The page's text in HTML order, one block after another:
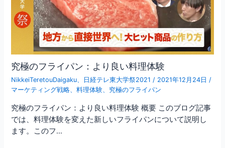
究極のフライパン：より良い料理体験
NikkeiTeretouDaigaku、 日経テレ東大学祭2021 / 2021年12月24日 /
マーケティング戦略、料理体験、 究極のフライパン
究極のフライパン：より良い料理体験 概要 このブログ記事
では、料理体験を変えた新しいフライパンについて説明し
ます。このフ…